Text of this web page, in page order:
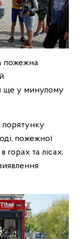
пожежна
ще у минулому
порятунку
пожежної
горах та лісах,